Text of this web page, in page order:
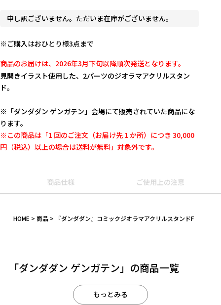
申し訳ございません。ただいま在庫がございません。
※ご購入はおひとり様3点まで
商品のお届けは、2026年3月下旬以降順次発送となります。
見開きイラスト使用した、2パーツのジオラマアクリルスタン
ド。
※「ダンダダン ゲンガテン」会場にて販売されていた商品にな
ります。
※この商品は「1 回のご注文（お届け先 1 か所）につき 30,000
円（税込）以上の場合は送料が無料」対象外です。
商品仕様 ご使用上の注意
HOME 商品 『ダンダダン』コミックジオラマアクリルスタンドF
「ダンダダン ゲンガテン」の商品一覧
もっとみる
作品